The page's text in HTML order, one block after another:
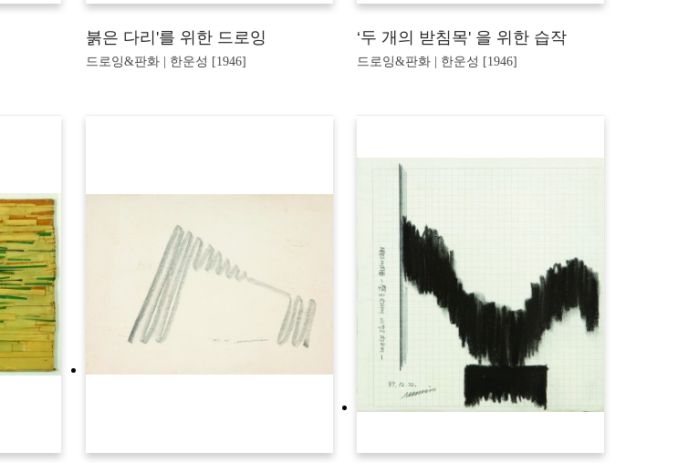
붉은 다리'를 위한 드로잉
드로잉&판화 | 한운성 [1946]
‘두 개의 받침목' 을 위한 습작
드로잉&판화 | 한운성 [1946]